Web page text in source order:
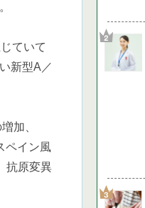
ていて
新型A／
加、
ペイン風
抗原変異